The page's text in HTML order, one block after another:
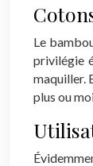
Le
privilégie
maquiller.
plus ou